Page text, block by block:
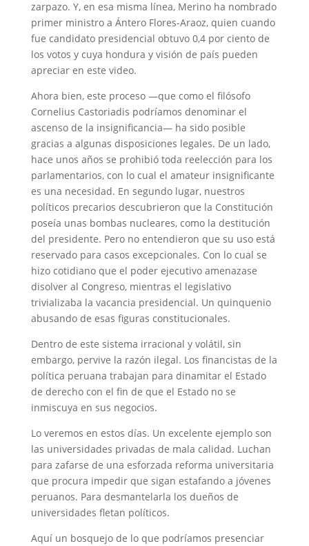
zarpazo. Y, en esa misma línea, Merino ha nombrado
primer ministro a Ántero Flores-Araoz, quien cuando
fue candidato presidencial obtuvo 0,4 por ciento de
los votos y cuya hondura y visión de país pueden
apreciar en este video.
Ahora bien, este proceso —que como el filósofo
Cornelius Castoriadis podríamos denominar el
ascenso de la insignificancia— ha sido posible
gracias a algunas disposiciones legales. De un lado,
hace unos años se prohibió toda reelección para los
parlamentarios, con lo cual el amateur insignificante
es una necesidad. En segundo lugar, nuestros
políticos precarios descubrieron que la Constitución
poseía unas bombas nucleares, como la destitución
del presidente. Pero no entendieron que su uso está
reservado para casos excepcionales. Con lo cual se
hizo cotidiano que el poder ejecutivo amenazase
disolver al Congreso, mientras el legislativo
trivializaba la vacancia presidencial. Un quinquenio
abusando de esas figuras constitucionales.
Dentro de este sistema irracional y volátil, sin
embargo, pervive la razón ilegal. Los financistas de la
política peruana trabajan para dinamitar el Estado
de derecho con el fin de que el Estado no se
inmiscuya en sus negocios.
Lo veremos en estos días. Un excelente ejemplo son
las universidades privadas de mala calidad. Luchan
para zafarse de una esforzada reforma universitaria
que procura impedir que sigan estafando a jóvenes
peruanos. Para desmantelarla los dueños de
universidades fletan políticos.
Aquí un bosquejo de lo que podríamos presenciar